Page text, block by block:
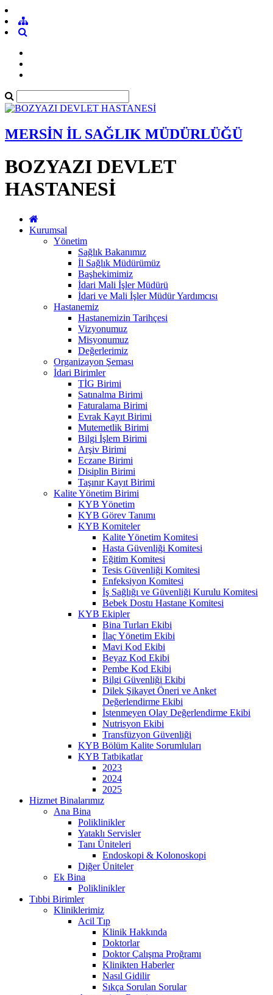
MERSİN İL SAĞLIK MÜDÜRLÜĞÜ
BOZYAZI DEVLET
HASTANESİ
Kurumsal
Yönetim
Sağlık Bakanımız
İl Sağlık Müdürümüz
Başhekimimiz
İdari Mali İşler Müdürü
İdari ve Mali İşler Müdür Yardımcısı
Hastanemiz
Hastanemizin Tarihçesi
Vizyonumuz
Misyonumuz
Değerlerimiz
Organizayon Şeması
İdari Birimler
TİG Birimi
Satınalma Birimi
Faturalama Birimi
Evrak Kayıt Birimi
Mutemetlik Birimi
Bilgi İşlem Birimi
Arşiv Birimi
Eczane Birimi
Disiplin Birimi
Taşınır Kayıt Birimi
Kalite Yönetim Birimi
KYB Yönetim
KYB Görev Tanımı
KYB Komiteler
Kalite Yönetim Komitesi
Hasta Güvenliği Komitesi
Eğitim Komitesi
Tesis Güvenliği Komitesi
Enfeksiyon Komitesi
İş Sağlığı ve Güvenliği Kurulu Komitesi
Bebek Dostu Hastane Komitesi
KYB Ekipler
Bina Turları Ekibi
İlaç Yönetim Ekibi
Mavi Kod Ekibi
Beyaz Kod Ekibi
Pembe Kod Ekibi
Bilgi Güvenliği Ekibi
Dilek Şikayet Öneri ve Anket
Değerlendirme Ekibi
İstenmeyen Olay Değerlendirme Ekibi
Nutrisyon Ekibi
Transfüzyon Güvenliği
KYB Bölüm Kalite Sorumluları
KYB Tatbikatlar
2023
2024
2025
Hizmet Binalarımız
Ana Bina
Poliklinikler
Yataklı Servisler
Tanı Üniteleri
Endoskopi & Kolonoskopi
Diğer Üniteler
Ek Bina
Poliklinikler
Tıbbi Birimler
Kliniklerimiz
Acil Tıp
Klinik Hakkında
Doktorlar
Doktor Çalışma Proğramı
Klinikten Haberler
Nasıl Gidilir
Sıkça Sorulan Sorular